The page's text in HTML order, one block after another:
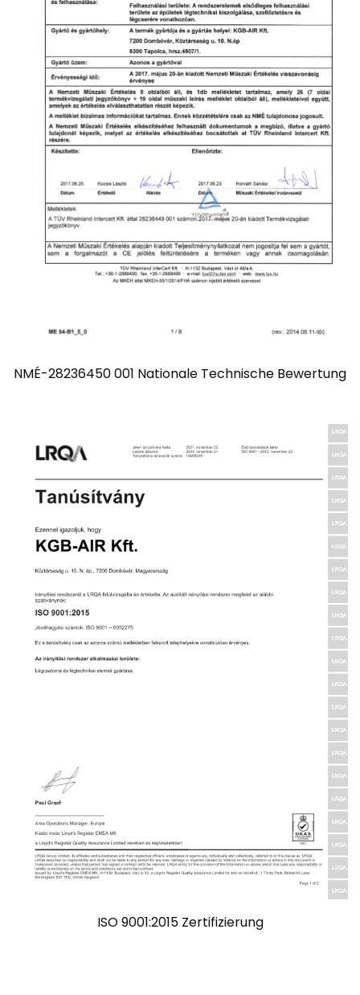
NMÉ-28236450 001 Nationale Technische Bewertung
ISO 9001:2015 Zertifizierung